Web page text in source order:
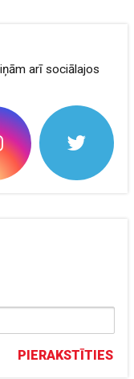
arī sociālajos
PIERAKSTĪTIES